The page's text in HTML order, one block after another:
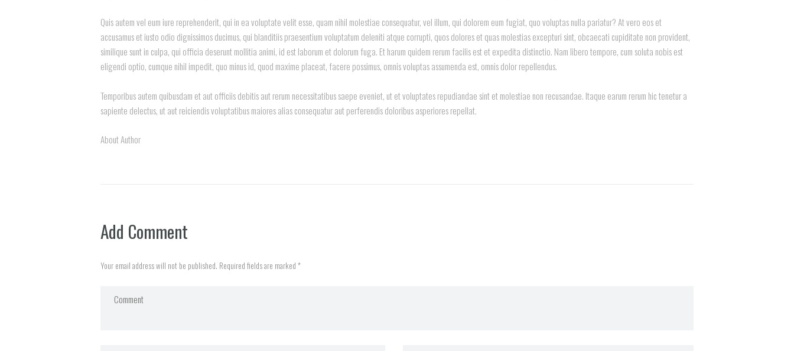
Quis autem vel eum iure reprehenderit, qui in ea voluptate velit esse, quam nihil molestiae consequatur, vel illum, qui dolorem eum fugiat, quo voluptas nulla pariatur? At vero eos et
accusamus et iusto odio dignissimos ducimus, qui blanditiis praesentium voluptatum deleniti atque corrupti, quos dolores et quas molestias excepturi sint, obcaecati cupiditate non provident,
similique sunt in culpa, qui officia deserunt mollitia animi, id est laborum et dolorum fuga. Et harum quidem rerum facilis est et expedita distinctio. Nam libero tempore, cum soluta nobis est
eligendi optio, cumque nihil impedit, quo minus id, quod maxime placeat, facere possimus, omnis voluptas assumenda est, omnis dolor repellendus.
Temporibus autem quibusdam et aut officiis debitis aut rerum necessitatibus saepe eveniet, ut et voluptates repudiandae sint et molestiae non recusandae. Itaque earum rerum hic tenetur a
sapiente delectus, ut aut reiciendis voluptatibus maiores alias consequatur aut perferendis doloribus asperiores repellat.
About Author
Add Comment
Your email address will not be published. Required fields are marked *